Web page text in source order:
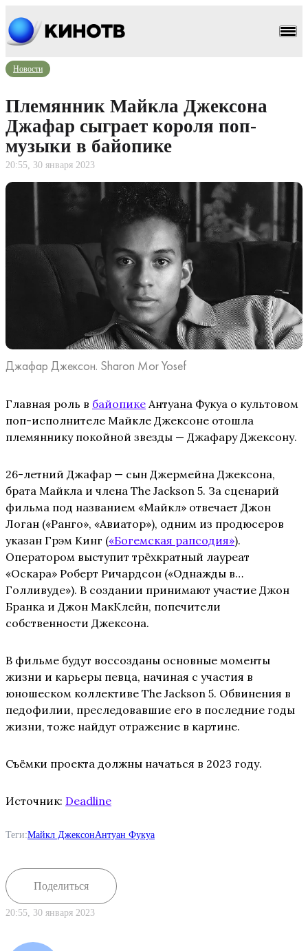
Новости
Племянник Майкла Джексона
Джафар сыграет короля поп-
музыки в байопике
20:55, 30 января 2023
Джафар Джексон. Sharon Mor Yosef
Главная роль в байопике Антуана Фукуа о культовом
поп-исполнителе Майкле Джексоне отошла
племяннику покойной звезды — Джафару Джексону.
26-летний Джафар — сын Джермейна Джексона,
брата Майкла и члена The Jackson 5. За сценарий
фильма под названием «Майкл» отвечает Джон
Логан («Ранго», «Авиатор»), одним из продюсеров
указан Грэм Кинг («Богемская рапсодия»).
Оператором выступит трёхкратный лауреат
«Оскара» Роберт Ричардсон («Однажды в…
Голливуде»). В создании принимают участие Джон
Бранка и Джон МакКлейн, попечители
собственности Джексона.
В фильме будут воссозданы основные моменты
жизни и карьеры певца, начиная с участия в
юношеском коллективе The Jackson 5. Обвинения в
педофилии, преследовавшие его в последние годы
жизни, тоже найдут отражение в картине.
Съёмки проекта должны начаться в 2023 году.
Источник: Deadline
Теги:Майкл ДжексонАнтуан Фукуа
Поделиться
20:55, 30 января 2023